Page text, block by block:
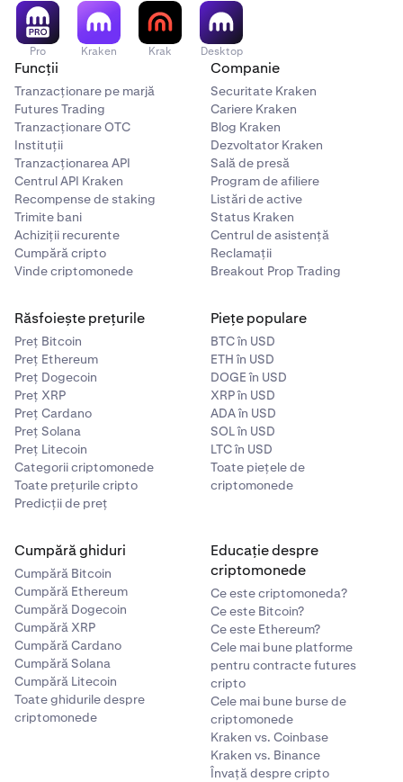
Pro Kraken Krak Desktop
Funcții
Tranzacționare pe marjă
Futures Trading
Tranzacționare OTC
Instituții
Tranzacționarea API
Centrul API Kraken
Recompense de staking
Trimite bani
Achiziții recurente
Cumpără cripto
Vinde criptomonede
Companie
Securitate Kraken
Cariere Kraken
Blog Kraken
Dezvoltator Kraken
Sală de presă
Program de afiliere
Listări de active
Status Kraken
Centrul de asistență
Reclamații
Breakout Prop Trading
Răsfoiește prețurile
Preț Bitcoin
Preț Ethereum
Preț Dogecoin
Preț XRP
Preț Cardano
Preț Solana
Preț Litecoin
Categorii criptomonede
Toate prețurile cripto
Predicții de preț
Piețe populare
BTC în USD
ETH în USD
DOGE în USD
XRP în USD
ADA în USD
SOL în USD
LTC în USD
Toate piețele de
criptomonede
Cumpără ghiduri
Cumpără Bitcoin
Cumpără Ethereum
Cumpără Dogecoin
Cumpără XRP
Cumpără Cardano
Cumpără Solana
Cumpără Litecoin
Toate ghidurile despre
criptomonede
Educație despre
criptomonede
Ce este criptomoneda?
Ce este Bitcoin?
Ce este Ethereum?
Cele mai bune platforme
pentru contracte futures
cripto
Cele mai bune burse de
criptomonede
Kraken vs. Coinbase
Kraken vs. Binance
Învață despre cripto